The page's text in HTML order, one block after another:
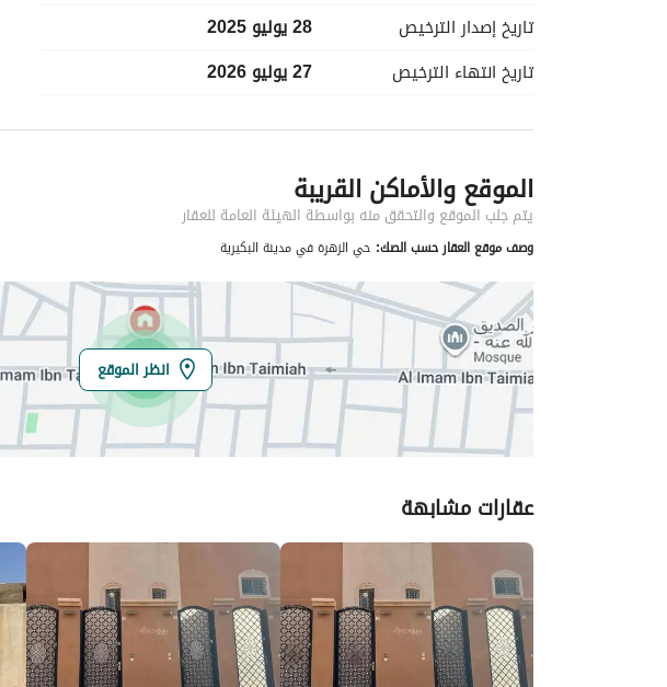
تاريخ إصدار الترخيص
28 يوليو 2025
تاريخ انتهاء الترخيص 27 يوليو 2026
معلومات مسؤول الإعلان
اسم المسؤول -
الموقع
المنطقة
منطقة القصيم
المدينة
البكيرية
الحي
الزهرة
اسم الشارع
عمر بن الخطاب
الرمز البريدي
رقم المبنى
الرقم الاضافي
خط العرض
تفاصيل العقار
نوع الإعلان
للإيجار
استخدام العقار
السعر
المساحة
الموقع والأماكن القريبة
يتم جلب الموقع والتحقق منه بواسطة الهيئة العامة للعقار
وصف موقع العقار حسب الصك: حي الزهرة في مدينة البكيرية
انظر الموقع
عقارات مشابهة